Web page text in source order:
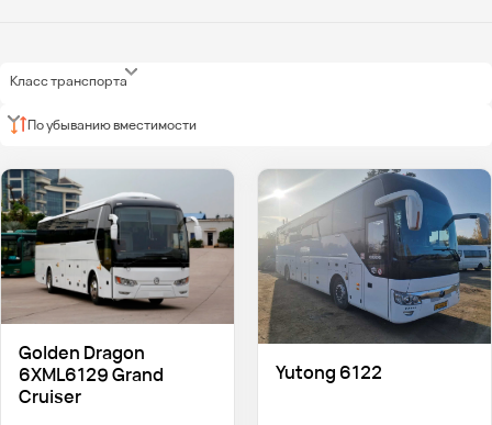
Класс транспорта
По убыванию вместимости
Golden Dragon
6XML6129 Grand
Cruiser
Yutong 6122